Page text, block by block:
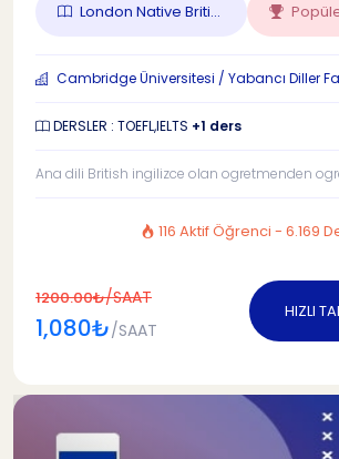
London Native Briti...
Cambridge Üniversitesi / Yabancı Diller
DERSLER : TOEFL,IELTS +1 ders
Ana dili British ingilizce olan ogretmenden
116 Aktif Öğrenci - 6.169
1200.00₺/SAAT
1,080₺/SAAT
HIZLI